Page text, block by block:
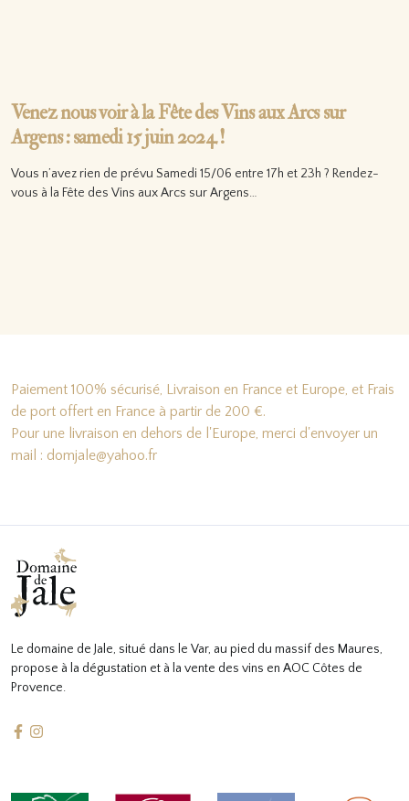
Venez nous voir à la Fête des Vins aux Arcs sur
Argens : samedi 15 juin 2024 !
Vous n’avez rien de prévu Samedi 15/06 entre 17h et 23h ? Rendez-
vous à la Fête des Vins aux Arcs sur Argens…
Paiement 100% sécurisé, Livraison en France et Europe, et Frais
de port offert en France à partir de 200 €.
Pour une livraison en dehors de l'Europe, merci d'envoyer un
mail : domjale@yahoo.fr
Le domaine de Jale, situé dans le Var, au pied du massif des Maures,
propose à la dégustation et à la vente des vins en AOC Côtes de
Provence.